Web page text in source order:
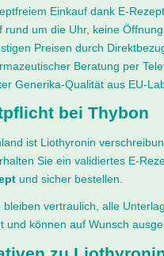
Einkauf dank E-
rund um die Uhr, keine
Preisen durch
Beratung per
Generika-Qualität aus EU-
bei Thybon
ist Liothyronin
Sie ein validiertes E-
und sicher bestellen.
bleiben vertraulich, alle
und können auf Wunsch